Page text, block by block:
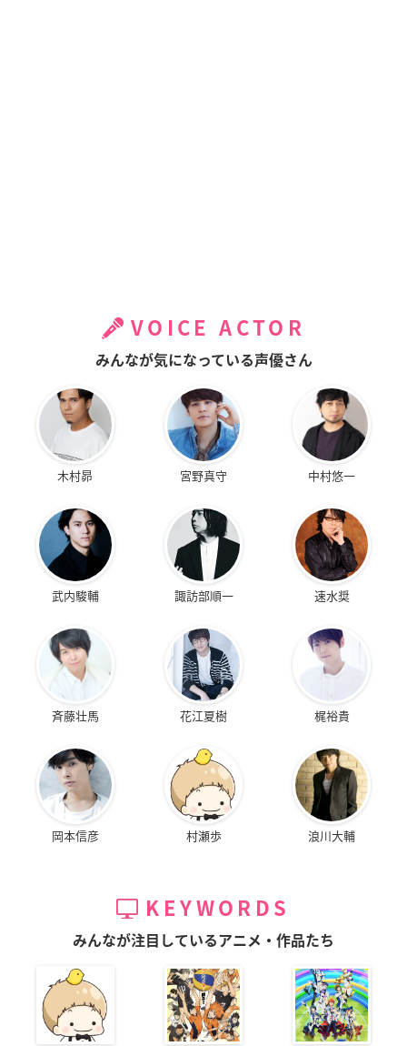
VOICE ACTOR
みんなが気になっている声優さん
木村昴 宮野真守 中村悠一
武内駿輔 諏訪部順一 速水奨
斉藤壮馬 花江夏樹 梶裕貴
岡本信彦 村瀬歩 浪川大輔
KEYWORDS
みんなが注目しているアニメ・作品たち